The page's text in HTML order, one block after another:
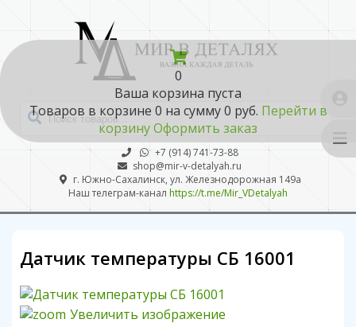
0
Ваша корзина пуста
Товаров в корзине 0 на сумму0 руб. Перейти в
корзинуОформить заказ
+7 (914) 741-73-88
shop@mir-v-detalyah.ru
г. Южно-Сахалинск, ул. Железнодорожная 149а
Наш телеграм-канал https://t.me/Mir_VDetalyah
Датчик температуры СБ 16001
Увеличить изображение